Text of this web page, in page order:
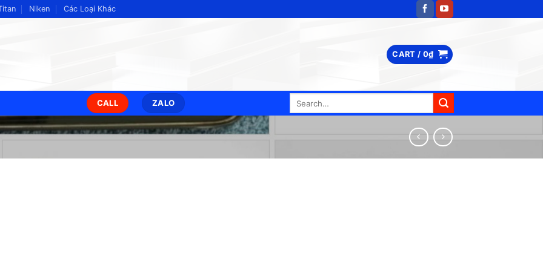
Niken Các Loại Khác
CART / 0₫
CALL ZALO